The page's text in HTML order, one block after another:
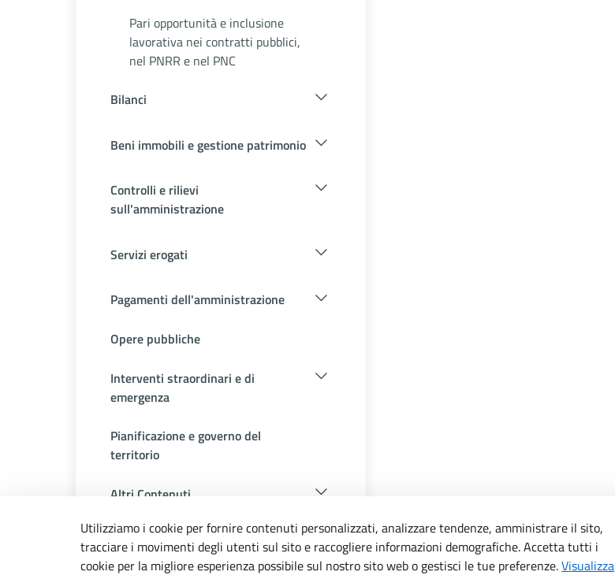
Pari opportunità e inclusione
lavorativa nei contratti pubblici,
nel PNRR e nel PNC
Bilanci
Beni immobili e gestione patrimonio
Controlli e rilievi
sull'amministrazione
Servizi erogati
Pagamenti dell'amministrazione
Opere pubbliche
Interventi straordinari e di
emergenza
Pianificazione e governo del
territorio
Altri Contenuti
Utilizziamo i cookie per fornire contenuti personalizzati, analizzare tendenze, amministrare il sito,
tracciare i movimenti degli utenti sul sito e raccogliere informazioni demografiche. Accetta tutti i
cookie per la migliore esperienza possibile sul nostro sito web o gestisci le tue preferenze.Visualizza